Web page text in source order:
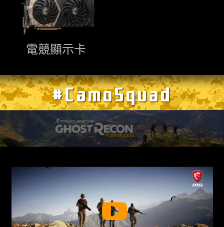
電競顯示卡
#CamoSquad